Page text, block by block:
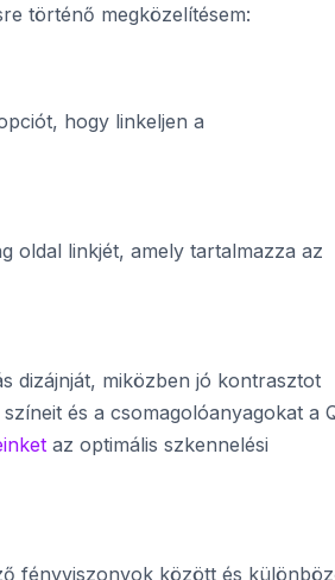
történő megközelítésem:
hogy linkeljen a
oldal linkjét, amely tartalmazza az
dizájnját, miközben jó kontrasztot
és a csomagolóanyagokat a
az optimális szkennelési
fényviszonyok között és